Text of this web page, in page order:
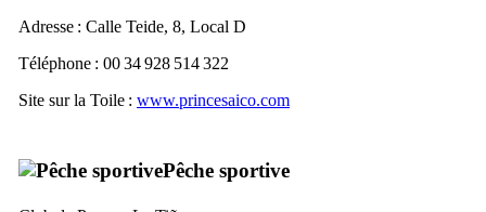
Adresse : Calle Teide, 8, Local D
Téléphone : 00 34 928 514 322
Site sur la Toile : www.princesaico.com
Pêche sportive